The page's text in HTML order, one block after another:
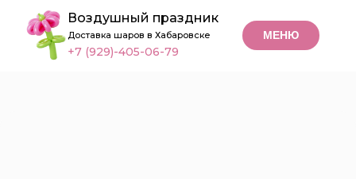
МЕНЮ
Воздушный праздник
Доставка шаров в Хабаровске
+7 (929)-405-06-79